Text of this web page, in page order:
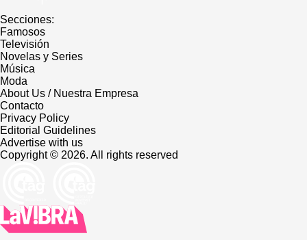
Secciones:
Famosos
Televisión
Novelas y Series
Música
Moda
About Us / Nuestra Empresa
Contacto
Privacy Policy
Editorial Guidelines
Advertise with us
Copyright © 2026. All rights reserved